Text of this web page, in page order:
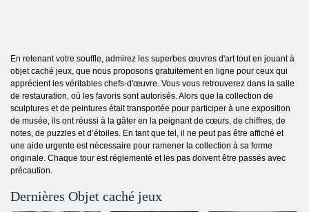
En retenant votre souffle, admirez les superbes œuvres d'art tout en jouant à
objet caché jeux, que nous proposons gratuitement en ligne pour ceux qui
apprécient les véritables chefs-d'œuvre. Vous vous retrouverez dans la salle
de restauration, où les favoris sont autorisés. Alors que la collection de
sculptures et de peintures était transportée pour participer à une exposition
de musée, ils ont réussi à la gâter en la peignant de cœurs, de chiffres, de
notes, de puzzles et d’étoiles. En tant que tel, il ne peut pas être affiché et
une aide urgente est nécessaire pour ramener la collection à sa forme
originale. Chaque tour est réglementé et les pas doivent être passés avec
précaution.
Dernières Objet caché jeux